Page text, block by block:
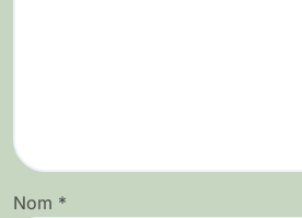
Nom *